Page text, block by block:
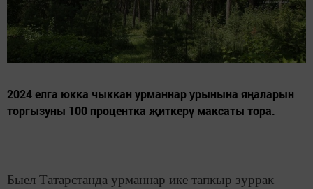
2024 елга юкка чыккан урманнар урынына яңаларын
торгызуны 100 процентка җиткерү максаты тора.
Быел Татарстанда урманнар ике тапкыр зуррак